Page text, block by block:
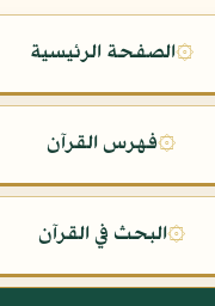
۞الصفحة الرئيسية
۞فهرس القرآن
۞البحث في القرآن